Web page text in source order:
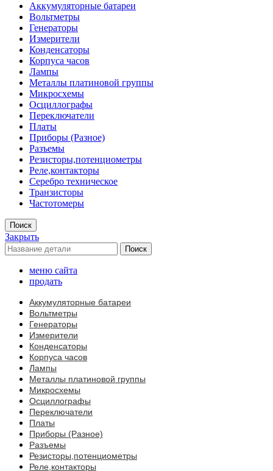
Аккумуляторные батареи
Вольтметры
Генераторы
Измерители
Конденсаторы
Корпуса часов
Лампы
Металлы платиновой группы
Микросхемы
Осциллографы
Переключатели
Платы
Приборы (Разное)
Разъемы
Резисторы,потенциометры
Реле,контакторы
Серебро техническое
Транзисторы
Частотомеры
Поиск
Закрыть
Поиск
меню сайта
продать
Аккумуляторные батареи
Вольтметры
Генераторы
Измерители
Конденсаторы
Корпуса часов
Лампы
Металлы платиновой группы
Микросхемы
Осциллографы
Переключатели
Платы
Приборы (Разное)
Разъемы
Резисторы,потенциометры
Реле,контакторы